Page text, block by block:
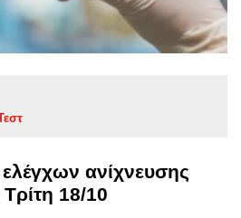
ανίχνευσης
18/10